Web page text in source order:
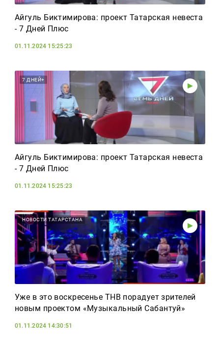
Айгуль Биктимирова: проект Татарская невеста
- 7 Дней Плюс
01.11.2024 15:25:23
7 ДНЕЙ+
Айгуль Биктимирова: проект Татарская невеста
- 7 Дней Плюс
01.11.2024 15:25:23
НОВОСТИ ТАТАРСТАНА
Уже в это воскресенье ТНВ порадует зрителей
новым проектом «Музыкальный Сабантуй»
01.11.2024 14:30:51